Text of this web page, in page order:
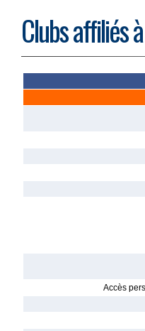
Clubs affiliés
Accès